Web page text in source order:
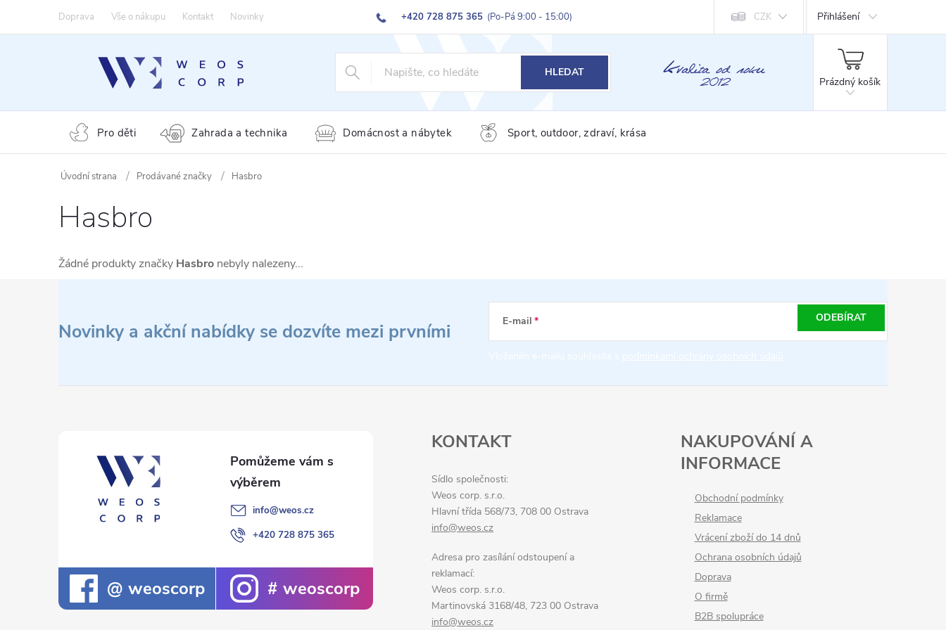
+420 728 875 365 (Po-Pá 9:00 - 15:00)
Doprava Vše o nákupu Kontakt Novinky CZK Přihlášení
HLEDAT
NÁKUPNÍ
Prázdný košík
Pro děti Zahrada a technika Domácnost a nábytek Sport, outdoor, zdraví, krása
Prodávané značky Hasbro
Hasbro
Žádné produkty značky Hasbro nebyly nalezeny...
Novinky a akční nabídky se dozvíte mezi prvními E-mail ODEBÍRAT
info@weos.cz
+420 728 875 365
weoscorp weoscorp
KONTAKT
Sídlo společnosti:
Weos corp. s.r.o.
Hlavní třída 568/73, 708 00 Ostrava
info@weos.cz
Adresa pro zasílání odstoupení a
reklamací:
Weos corp. s.r.o.
Martinovská 3168/48, 723 00 Ostrava
info@weos.cz
NAKUPOVÁNÍ A
INFORMACE
Obchodní podmínky
Reklamace
Vrácení zboží do 14 dnů
Ochrana osobních údajů
Doprava
O firmě
B2B spolupráce